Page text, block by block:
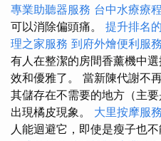
專業助聽器服務 台中水療療程
可以消除偏頭痛。 提升排名
理之家服務 到府外燴便利服務
有人在整潔的房間香薰機中
效和優雅了。 當新陳代謝不
其儲存在不需要的地方（主
出現橘皮現象。 大里按摩服
人能迴避它，即使是瘦子也不